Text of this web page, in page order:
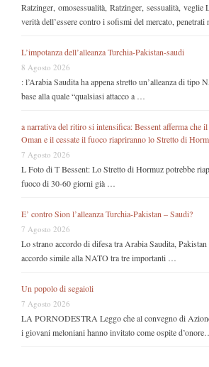
Ratzinger, omosessualità, Ratzinger, sessualità,
verità dell’essere contro i sofismi del mercato,
L’impotanza dell’alleanza Turchia-Pakistan-saudi
8 Agosto 2026
: l’Arabia Saudita ha appena stretto un’alleanza di tipo
base alla quale “qualsiasi attacco a …
a narrativa del ritiro si intensifica: Bessent afferma che
Oman e il cessate il fuoco riapriranno lo Stretto di
7 Agosto 2026
L Foto di T Bessent: Lo Stretto di Hormuz potrebbe
fuoco di 30-60 giorni già …
E’ contro Sion l’alleanza Turchia-Pakistan – Saudi?
7 Agosto 2026
Lo strano accordo di difesa tra Arabia Saudita,
accordo simile alla NATO tra tre importanti …
Un popolo di segaioli
7 Agosto 2026
LA PORNODESTRA Leggo che al convegno di
i giovani meloniani hanno invitato come ospite